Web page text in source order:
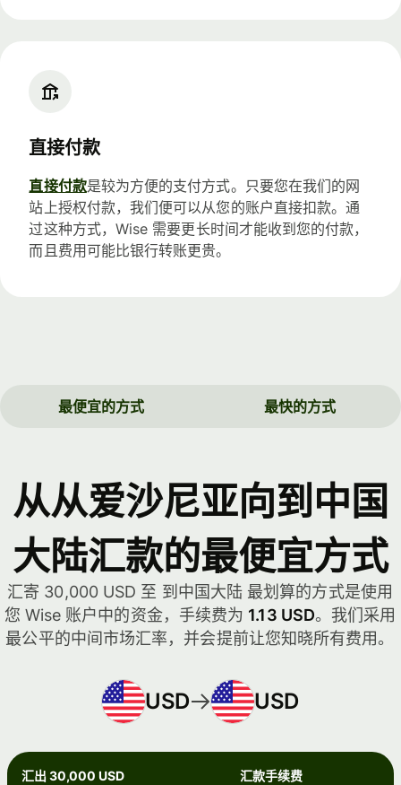
直接付款
直接付款是较为方便的支付方式。只要您在我们的网
站上授权付款，我们便可以从您的账户直接扣款。通
过这种方式，Wise 需要更长时间才能收到您的付款，
而且费用可能比银行转账更贵。
最便宜的方式 最快的方式
从从爱沙尼亚向到中国
大陆汇款的最便宜方式
汇寄 30,000 USD 至 到中国大陆 最划算的方式是使用
您 Wise 账户中的资金，手续费为 1.13 USD。我们采用
最公平的中间市场汇率，并会提前让您知晓所有费用。
USD USD
汇出 30,000 USD 汇款手续费